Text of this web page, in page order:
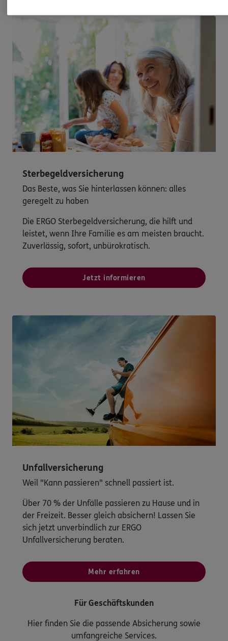
Sterbegeldversicherung
Das Beste, was Sie hinterlassen können: alles
geregelt zu haben
Die ERGO Sterbegeldversicherung, die hilft und
leistet, wenn Ihre Familie es am meisten braucht.
Zuverlässig, sofort, unbürokratisch.
Jetzt informieren
Unfallversicherung
Weil "Kann passieren" schnell passiert ist.
Über 70 % der Unfälle passieren zu Hause und in
der Freizeit. Besser gleich absichern! Lassen Sie
sich jetzt unverbindlich zur ERGO
Unfallversicherung beraten.
Mehr erfahren
Für Geschäftskunden
Hier finden Sie die passende Absicherung sowie
umfangreiche Services.